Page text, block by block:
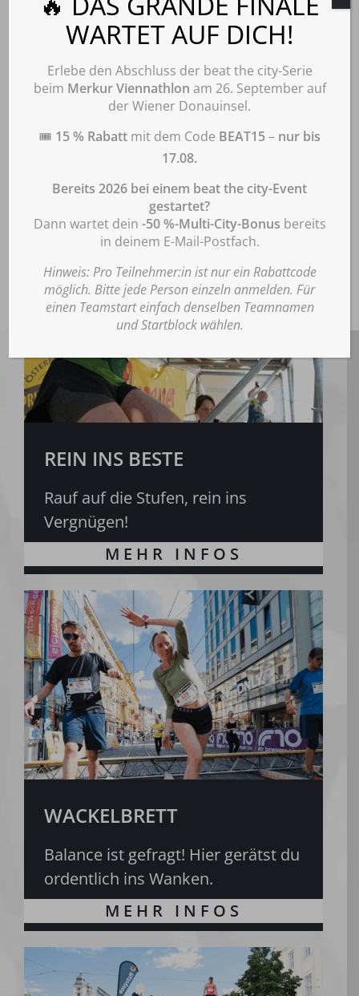
Cookie-Zustimmung
verwalten
gemäß unserer Datenschutzerklärung. Durch Klick auf „Einverstanden“
willigen Sie ein, dass wir darüber hinaus Cookies Matomo zur Analyse und
statistischen Auswertung der Nutzung der Website gemäß Punkt
Datenschutzerklärung für die Nutzung der Software Matomo“
Webseite nicht erforderlich. Wenn Sie Ihre Einwilligung erteilen, können Sie
diese jederzeit wie unter Punkt „Datenschutzerklärung für die Nutzung der
Software Matomo“ der Datenschutzerklärung beschrieben mit Wirkung für
die Zukunft widerrufen. Hier finden Sie unsere
Datenschutzerklärung:www.beatthecity.at/datenschutz/.
Akzeptieren
Einstellungen
SWING OR SWIM
Hier wird geschwungen (oder
geschwommen).
REIN INS BESTE
Rauf auf die Stufen, rein ins
Vergnügen!
WACKELBRETT
Balance ist gefragt! Hier gerätst du
ordentlich ins Wanken.
WARTET AUF DICH!
Erlebe den Abschluss der beat the city-Serie
beim Merkur Viennathlon am 26. September auf
der Wiener Donauinsel.
🎟️ 15 % Rabattmit dem Code BEAT15– nur bis
17.08.
Bereits 2026 bei einem beat the city-Event
gestartet?
Dann wartet dein -50 %-Multi-City-Bonus bereits
in deinem E-Mail-Postfach.
Hinweis: Pro Teilnehmer:in ist nur ein Rabattcode
möglich. Bitte jede Person einzeln anmelden. Für
einen Teamstart einfach denselben Teamnamen
und Startblock wählen.